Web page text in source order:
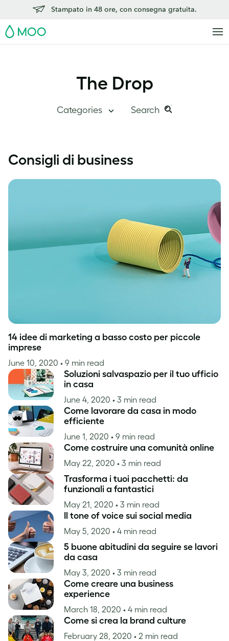
Stampato in 48 ore, con consegna gratuita.
MOO
The Drop
Categories Search
The Drop
Storie di successo
Ispirazione
this
site:
Search
Consigli di business
14 idee di marketing a basso costo per piccole
imprese
June 10, 2020 • 9 min read
Soluzioni salvaspazio per il tuo ufficio
in casa
June 4, 2020 • 3 min read
Come lavorare da casa in modo
efficiente
June 1, 2020 • 9 min read
Come costruire una comunità online
May 22, 2020 • 3 min read
Trasforma i tuoi pacchetti: da
funzionali a fantastici
May 21, 2020 • 3 min read
Il tone of voice sui social media
May 5, 2020 • 4 min read
5 buone abitudini da seguire se lavori
da casa
May 3, 2020 • 3 min read
Come creare una business
experience
March 18, 2020 • 4 min read
Come si crea la brand culture
February 28, 2020 • 2 min read